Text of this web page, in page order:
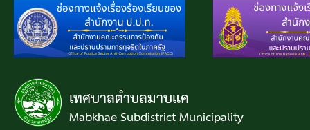
เทศบาลตำบลมาบแค
Mabkhae Subdistrict Municipality